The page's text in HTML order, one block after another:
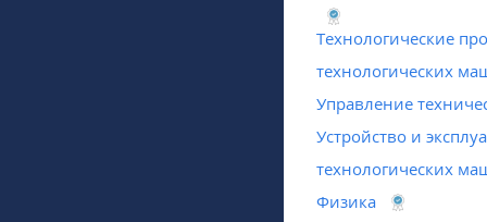
Технологические
технологических
Управление
Устройство и
технологических
Физика